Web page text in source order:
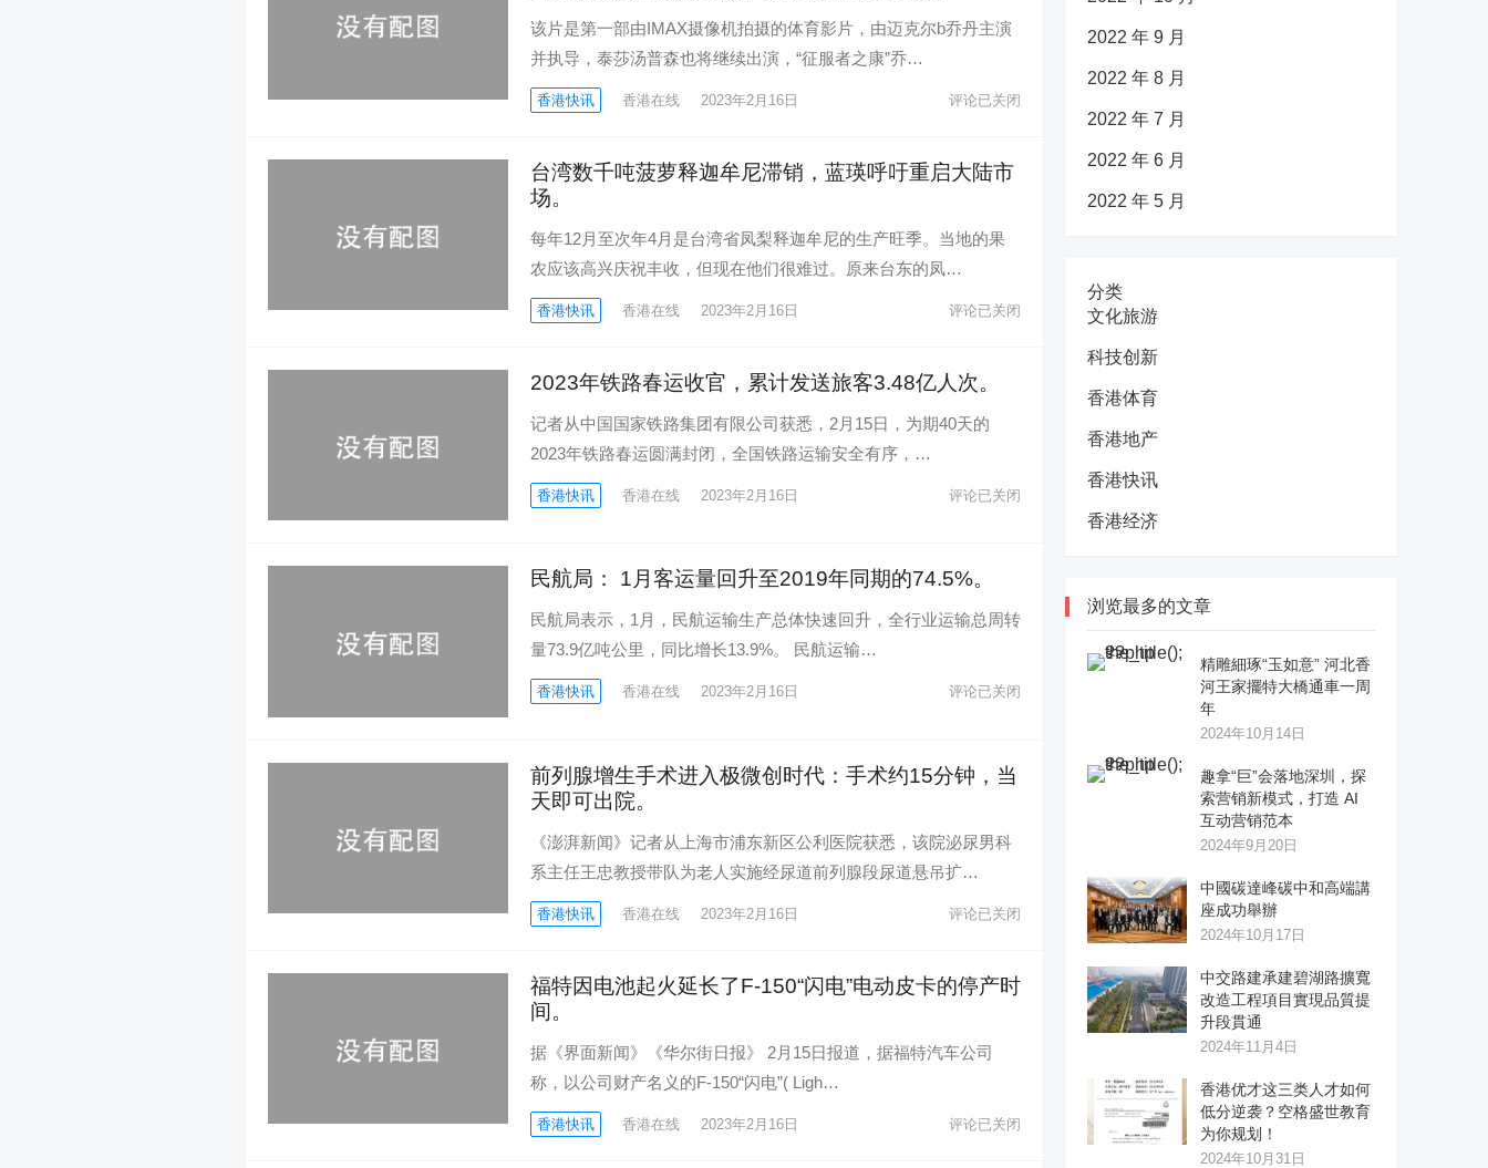
该片是第一部由IMAX摄像机拍摄的体育影片，由迈克尔b乔丹主演
并执导，泰莎汤普森也将继续出演，“征服者之康”乔…
香港快讯 香港在线 2023年2月16日 评论已关闭
台湾数千吨菠萝释迦牟尼滞销，蓝瑛呼吁重启大陆市
场。
每年12月至次年4月是台湾省凤梨释迦牟尼的生产旺季。当地的果
农应该高兴庆祝丰收，但现在他们很难过。原来台东的凤…
香港快讯 香港在线 2023年2月16日 评论已关闭
2023年铁路春运收官，累计发送旅客3.48亿人次。
记者从中国国家铁路集团有限公司获悉，2月15日，为期40天的
2023年铁路春运圆满封闭，全国铁路运输安全有序，…
香港快讯 香港在线 2023年2月16日 评论已关闭
民航局： 1月客运量回升至2019年同期的74.5%。
民航局表示，1月，民航运输生产总体快速回升，全行业运输总周转
量73.9亿吨公里，同比增长13.9%。 民航运输…
香港快讯 香港在线 2023年2月16日 评论已关闭
前列腺增生手术进入极微创时代：手术约15分钟，当
天即可出院。
《澎湃新闻》记者从上海市浦东新区公利医院获悉，该院泌尿男科
系主任王忠教授带队为老人实施经尿道前列腺段尿道悬吊扩…
香港快讯 香港在线 2023年2月16日 评论已关闭
福特因电池起火延长了F-150“闪电”电动皮卡的停产时
间。
据《界面新闻》《华尔街日报》 2月15日报道，据福特汽车公司
称，以公司财产名义的F-150“闪电”( Ligh…
香港快讯 香港在线 2023年2月16日 评论已关闭
2022 年 9 月
2022 年 8 月
2022 年 7 月
2022 年 6 月
2022 年 5 月
分类
文化旅游
科技创新
香港体育
香港地产
香港快讯
香港经济
浏览最多的文章
精雕細琢“玉如意” 河北香
河王家擺特大橋通車一周
年
2024年10月14日
趣拿“巨”会落地深圳，探
索营销新模式，打造 AI
互动营销范本
2024年9月20日
中國碳達峰碳中和高端講
座成功舉辦
2024年10月17日
中交路建承建碧湖路擴寬
改造工程項目實現品質提
升段貫通
2024年11月4日
香港优才这三类人才如何
低分逆袭？空格盛世教育
为你规划！
2024年10月31日